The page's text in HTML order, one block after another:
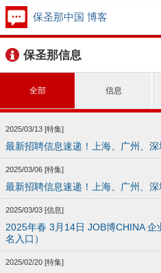
保圣那中国 博客
保圣那信息
全部 信息
2025/03/13 [特集]
最新招聘信息速递！上海、广州、深
2025/03/06 [特集]
最新招聘信息速递！上海、广州、
2025/03/03 [信息]
2025年春 3月14日 JOB博CHINA
名入口）
2025/02/20 [特集]